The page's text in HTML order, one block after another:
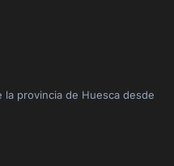
la provincia de Huesca desde